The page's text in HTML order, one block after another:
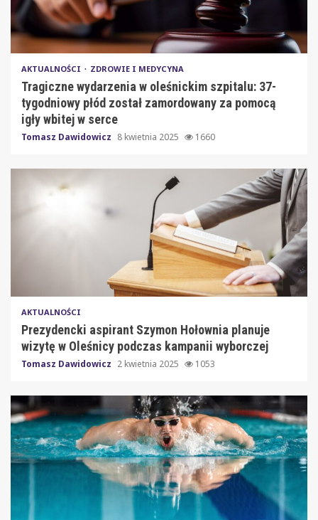
AKTUALNOŚCI ZDROWIE I MEDYCYNA
Tragiczne wydarzenia w oleśnickim szpitalu: 37-
tygodniowy płód został zamordowany za pomocą
igły wbitej w serce
Tomasz Dawidowicz 8 kwietnia 2025 1660
AKTUALNOŚCI
Prezydencki aspirant Szymon Hołownia planuje
wizytę w Oleśnicy podczas kampanii wyborczej
Tomasz Dawidowicz 2 kwietnia 2025 1053